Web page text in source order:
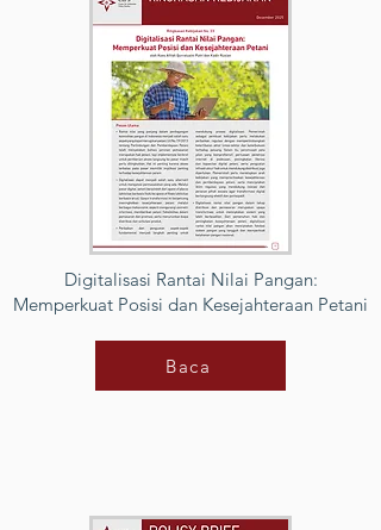
Digitalisasi Rantai Nilai Pangan:
Memperkuat Posisi dan Kesejahteraan Petani
Baca